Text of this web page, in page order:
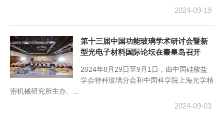
2024-09-19
第十三届中国功能玻璃学术研讨会暨新
型光电子材料国际论坛在秦皇岛召开
2024年8月29日至9月1日，由中国硅酸盐
学会特种玻璃分会和中国科学院上海光学精
密机械研究所主办、...
2024-09-03